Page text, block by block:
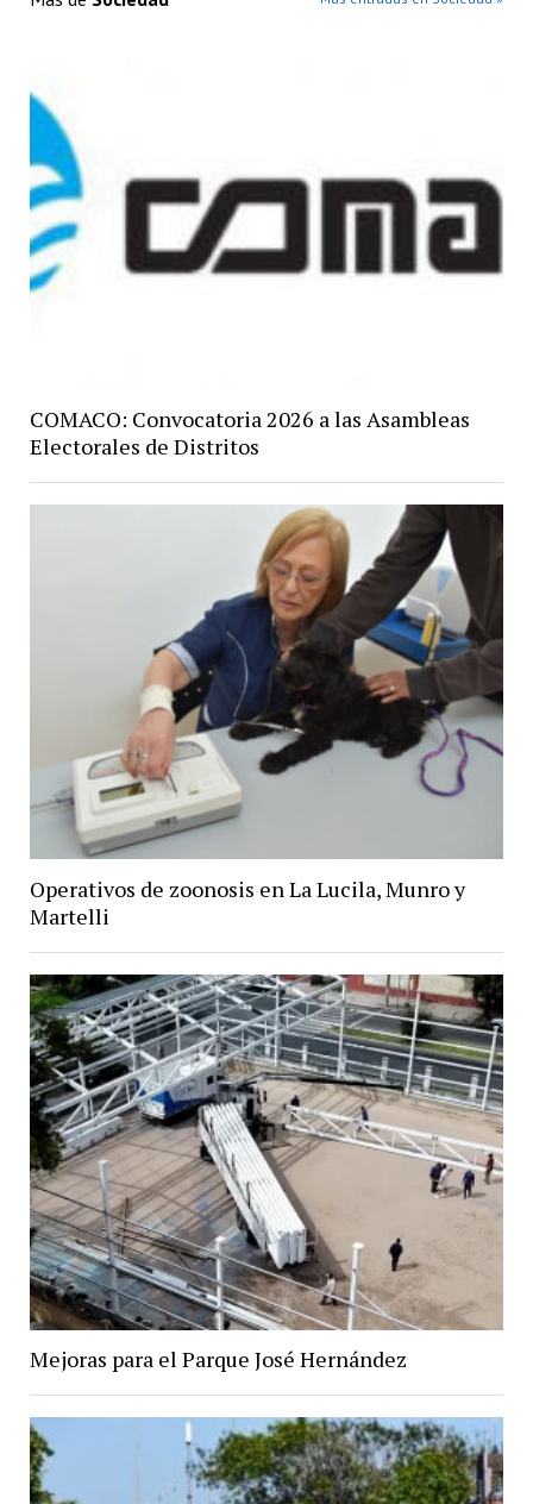
COMACO: Convocatoria 2026 a las Asambleas
Electorales de Distritos
Operativos de zoonosis en La Lucila, Munro y
Martelli
Mejoras para el Parque José Hernández